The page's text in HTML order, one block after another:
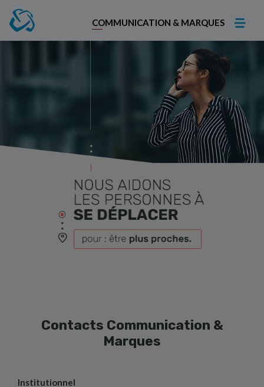
COMMUNICATION & MARQUES
Contacts Communication &
Marques
Institutionnel